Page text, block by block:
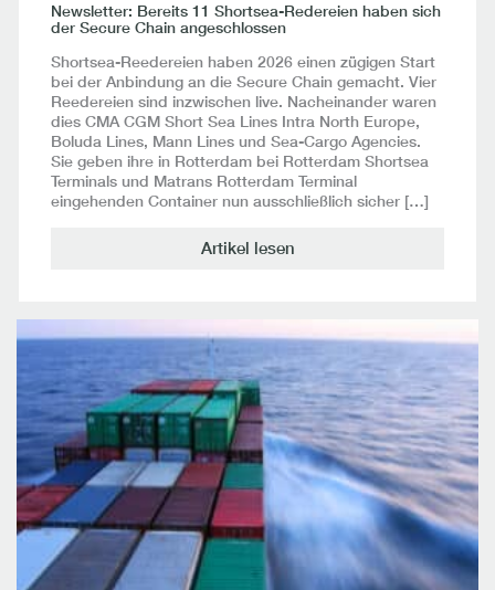
Newsletter: Bereits 11 Shortsea-Redereien haben sich
der Secure Chain angeschlossen
Shortsea-Reedereien haben 2026 einen zügigen Start
bei der Anbindung an die Secure Chain gemacht. Vier
Reedereien sind inzwischen live. Nacheinander waren
dies CMA CGM Short Sea Lines Intra North Europe,
Boluda Lines, Mann Lines und Sea-Cargo Agencies.
Sie geben ihre in Rotterdam bei Rotterdam Shortsea
Terminals und Matrans Rotterdam Terminal
eingehenden Container nun ausschließlich sicher […]
Artikel lesen